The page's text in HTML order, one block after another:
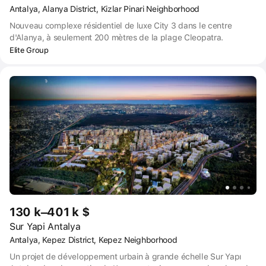
Antalya, Alanya District, Kizlar Pinari Neighborhood
Nouveau complexe résidentiel de luxe City 3 dans le centre
d'Alanya, à seulement 200 mètres de la plage Cleopatra.
Elite Group
130 k–401 k $
Sur Yapi Antalya
Antalya, Kepez District, Kepez Neighborhood
Un projet de développement urbain à grande échelle Sur Yapı